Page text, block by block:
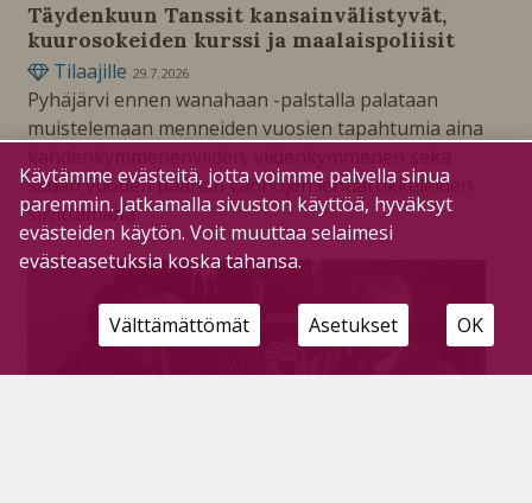
Täydenkuun Tanssit kansainvälistyvät,
kuurosokeiden kurssi ja maalaispoliisit
Tilaajille 29.7.2026
Pyhäjärvi ennen wanahaan -palstalla palataan
muistelemaan menneiden vuosien tapahtumia aina
sadan vuoden päähän vanhojen lehtiartikkeleiden
siivittämänä.
Käytämme evästeitä, jotta voimme palvella sinua
paremmin. Jatkamalla sivuston käyttöä, hyväksyt
evästeiden käytön. Voit muuttaa selaimesi
evästeasetuksia koska tahansa.
Välttämättömät Asetukset OK